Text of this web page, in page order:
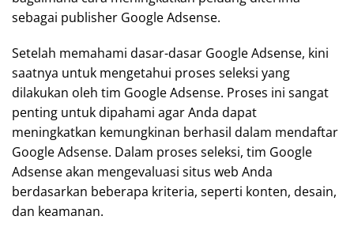
sebagai publisher Google Adsense.
Setelah memahami dasar-dasar Google Adsense, kini
saatnya untuk mengetahui proses seleksi yang
dilakukan oleh tim Google Adsense. Proses ini sangat
penting untuk dipahami agar Anda dapat
meningkatkan kemungkinan berhasil dalam mendaftar
Google Adsense. Dalam proses seleksi, tim Google
Adsense akan mengevaluasi situs web Anda
berdasarkan beberapa kriteria, seperti konten, desain,
dan keamanan.